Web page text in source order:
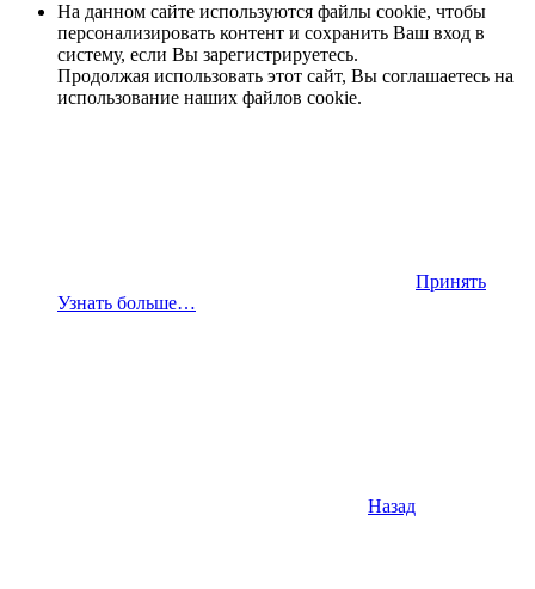
На данном сайте используются файлы cookie, чтобы
персонализировать контент и сохранить Ваш вход в
систему, если Вы зарегистрируетесь.
Продолжая использовать этот сайт, Вы соглашаетесь на
использование наших файлов cookie.
Принять
Узнать больше…
Назад